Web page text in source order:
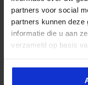
partners voor social
partners kunnen deze
informatie die u aan
verzameld op basis